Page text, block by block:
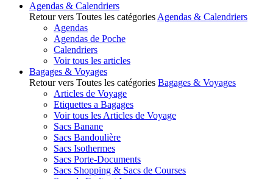
Agendas & Calendriers
Retour vers Toutes les catégories Agendas & Calendriers
Agendas
Agendas de Poche
Calendriers
Voir tous les articles
Bagages & Voyages
Retour vers Toutes les catégories Bagages & Voyages
Articles de Voyage
Etiquettes a Bagages
Voir tous les Articles de Voyage
Sacs Banane
Sacs Bandoulière
Sacs Isothermes
Sacs Porte-Documents
Sacs Shopping & Sacs de Courses